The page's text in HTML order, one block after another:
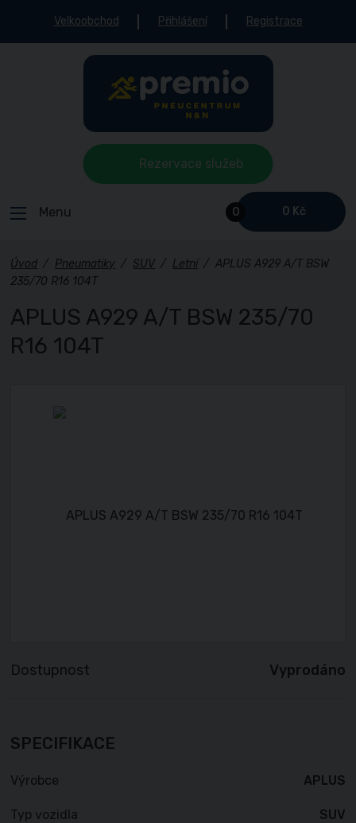
Velkoobchod Přihlášení Registrace
0 0 Kč
Menu
Rezervace služeb
Úvod / Pneumatiky / SUV / Letní / APLUS A929 A/T BSW
235/70 R16 104T
APLUS A929 A/T BSW 235/70
R16 104T
Dostupnost Vyprodáno
SPECIFIKACE
Výrobce APLUS
Typ vozidla SUV